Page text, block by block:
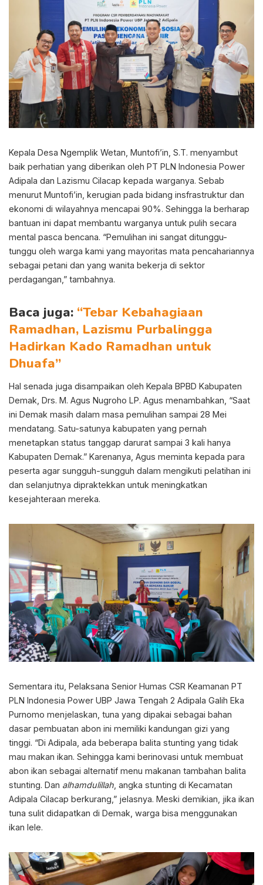
Kepala Desa Ngemplik Wetan, Muntofi’in, S.T. menyambut
baik perhatian yang diberikan oleh PT PLN Indonesia Power
Adipala dan Lazismu Cilacap kepada warganya. Sebab
menurut Muntofi’in, kerugian pada bidang insfrastruktur dan
ekonomi di wilayahnya mencapai 90%. Sehingga Ia berharap
bantuan ini dapat membantu warganya untuk pulih secara
mental pasca bencana. “Pemulihan ini sangat ditunggu-
tunggu oleh warga kami yang mayoritas mata pencahariannya
sebagai petani dan yang wanita bekerja di sektor
perdagangan,” tambahnya.
Baca juga: “Tebar Kebahagiaan
Ramadhan, Lazismu Purbalingga
Hadirkan Kado Ramadhan untuk
Dhuafa”
Hal senada juga disampaikan oleh Kepala BPBD Kabupaten
Demak, Drs. M. Agus Nugroho LP. Agus menambahkan, “Saat
ini Demak masih dalam masa pemulihan sampai 28 Mei
mendatang. Satu-satunya kabupaten yang pernah
menetapkan status tanggap darurat sampai 3 kali hanya
Kabupaten Demak.” Karenanya, Agus meminta kepada para
peserta agar sungguh-sungguh dalam mengikuti pelatihan ini
dan selanjutnya dipraktekkan untuk meningkatkan
kesejahteraan mereka.
Sementara itu, Pelaksana Senior Humas CSR Keamanan PT
PLN Indonesia Power UBP Jawa Tengah 2 Adipala Galih Eka
Purnomo menjelaskan, tuna yang dipakai sebagai bahan
dasar pembuatan abon ini memiliki kandungan gizi yang
tinggi. “Di Adipala, ada beberapa balita stunting yang tidak
mau makan ikan. Sehingga kami berinovasi untuk membuat
abon ikan sebagai alternatif menu makanan tambahan balita
stunting. Dan alhamdulillah , angka stunting di Kecamatan
Adipala Cilacap berkurang,” jelasnya. Meski demikian, jika ikan
tuna sulit didapatkan di Demak, warga bisa menggunakan
ikan lele.